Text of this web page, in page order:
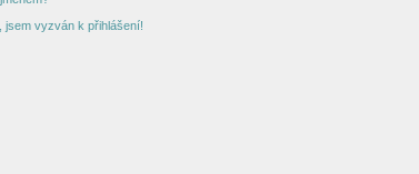
jsem vyzván k přihlášení!